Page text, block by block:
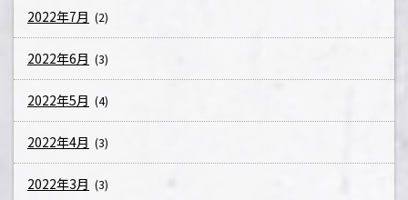
2022年7月 (2)
2022年6月 (3)
2022年5月 (4)
2022年4月 (3)
2022年3月 (3)